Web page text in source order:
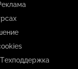
Техподдержка